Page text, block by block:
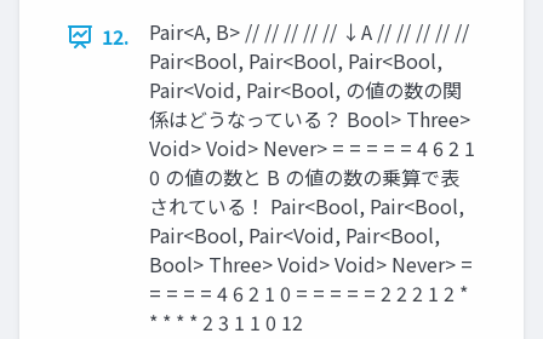
12.
Pair<A, B> // // // // // ↓A // // // // //
Pair<Bool, Pair<Bool, Pair<Bool,
Pair<Void, Pair<Bool, の値の数の関
係はどうなっている？ Bool> Three>
Void> Void> Never> = = = = = 4 6 2 1
0 の値の数と B の値の数の乗算で表
されている！ Pair<Bool, Pair<Bool,
Pair<Bool, Pair<Void, Pair<Bool,
Bool> Three> Void> Void> Never> =
= = = = 4 6 2 1 0 = = = = = 2 2 2 1 2 *
* * * * 2 3 1 1 0 12